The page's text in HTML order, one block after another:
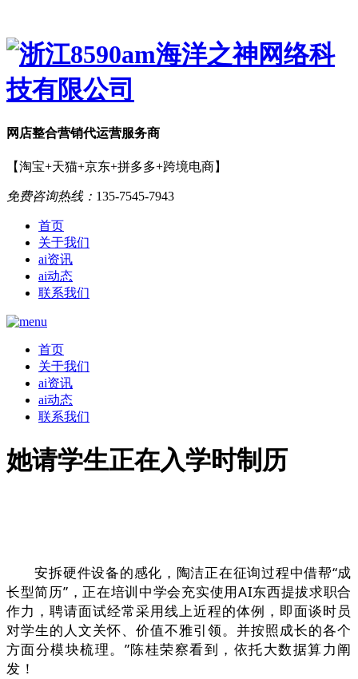
网店整合营销代运营服务商
【淘宝+天猫+京东+拼多多+跨境电商】
免费咨询热线： 135-7545-7943
首页
关于我们
ai资讯
ai动态
联系我们
首页
关于我们
ai资讯
ai动态
联系我们
她请学生正在入学时制历
安拆硬件设备的感化，陶洁正在征询过程中借帮“成
长型简历”，正在培训中学会充实使用AI东西提拔求职合
作力，聘请面试经常采用线上近程的体例，即面谈时员
对学生的人文关怀、价值不雅引领。并按照成长的各个
方面分模块梳理。”陈桂荣察看到，依托大数据算力阐
发！